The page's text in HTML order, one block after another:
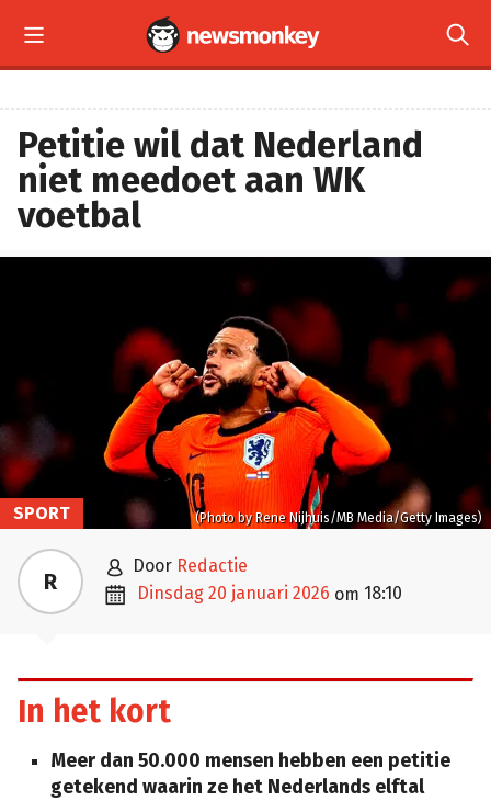
 
Petitie wil dat Nederland
niet meedoet aan WK
voetbal
(Photo by Rene Nijhuis/MB Media/Getty Images)
SPORT
R  door Redactie
 dinsdag 20 januari 2026 om 18:10
In het kort
Meer dan 50.000 mensen hebben een petitie
getekend waarin ze het Nederlands elftal